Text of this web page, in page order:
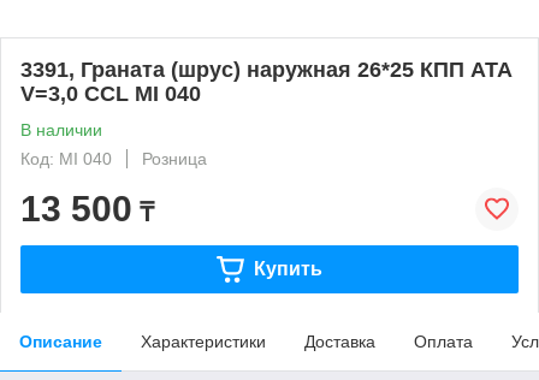
3391, Граната (шрус) наружная 26*25 КПП АТА
V=3,0 CCL MI 040
В наличии
Код: MI 040
Розница
13 500 ₸
Купить
Описание Характеристики Доставка Оплата